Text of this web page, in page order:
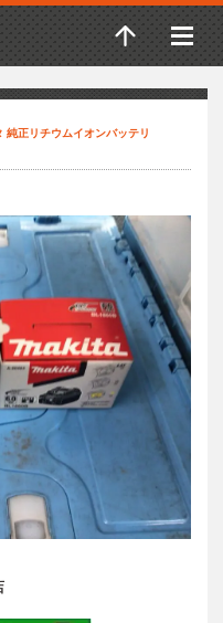
純正リチウムイオンバッテリ